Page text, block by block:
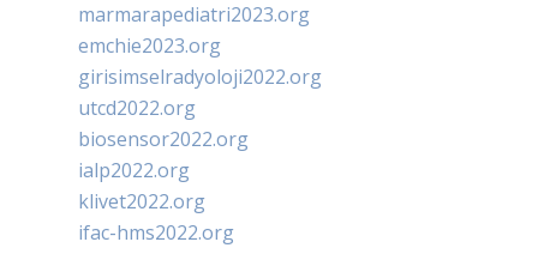
marmarapediatri2023.org
emchie2023.org
girisimselradyoloji2022.org
utcd2022.org
biosensor2022.org
ialp2022.org
klivet2022.org
ifac-hms2022.org